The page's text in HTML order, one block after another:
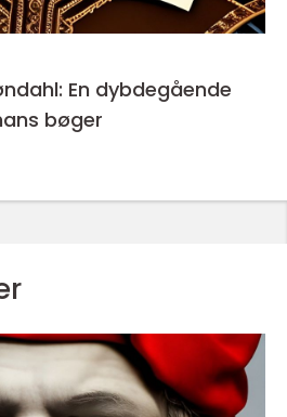
En dybdegående
bøger